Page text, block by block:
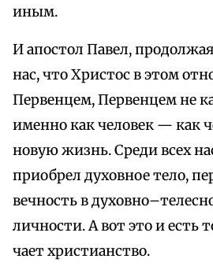
иным.
И апостол Павел,
нас, что Христос в этом
Первенцем, Первенцем не
именно как человек — как
новую жизнь. Среди всех
приобрел духовное тело,
вечность в
личности. А вот это и есть
чает христианство.